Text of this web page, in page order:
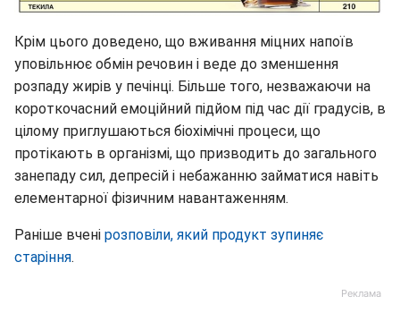
Крім цього доведено, що вживання міцних напоїв
уповільнює обмін речовин і веде до зменшення
розпаду жирів у печінці. Більше того, незважаючи на
короткочасний емоційний підйом під час дії градусів, в
цілому приглушаються біохімічні процеси, що
протікають в організмі, що призводить до загального
занепаду сил, депресій і небажанню займатися навіть
елементарної фізичним навантаженням.
Раніше вчені розповіли, який продукт зупиняє
старіння.